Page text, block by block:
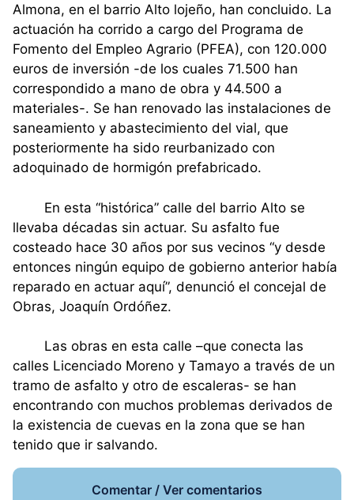
Almona, en el barrio Alto lojeño, han concluido. La
actuación ha corrido a cargo del Programa de
Fomento del Empleo Agrario (PFEA), con 120.000
euros de inversión -de los cuales 71.500 han
correspondido a mano de obra y 44.500 a
materiales-. Se han renovado las instalaciones de
saneamiento y abastecimiento del vial, que
posteriormente ha sido reurbanizado con
adoquinado de hormigón prefabricado.
En esta “histórica” calle del barrio Alto se
llevaba décadas sin actuar. Su asfalto fue
costeado hace 30 años por sus vecinos “y desde
entonces ningún equipo de gobierno anterior había
reparado en actuar aquí”, denunció el concejal de
Obras, Joaquín Ordóñez.
Las obras en esta calle –que conecta las
calles Licenciado Moreno y Tamayo a través de un
tramo de asfalto y otro de escaleras- se han
encontrando con muchos problemas derivados de
la existencia de cuevas en la zona que se han
tenido que ir salvando.
Comentar / Ver comentarios